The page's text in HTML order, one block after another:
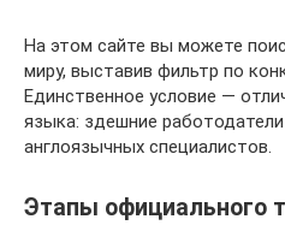
На этом сайте вы можете
миру, выставив фильтр по
Единственное условие —
языка: здешние
англоязычных специалистов.
Этапы официального